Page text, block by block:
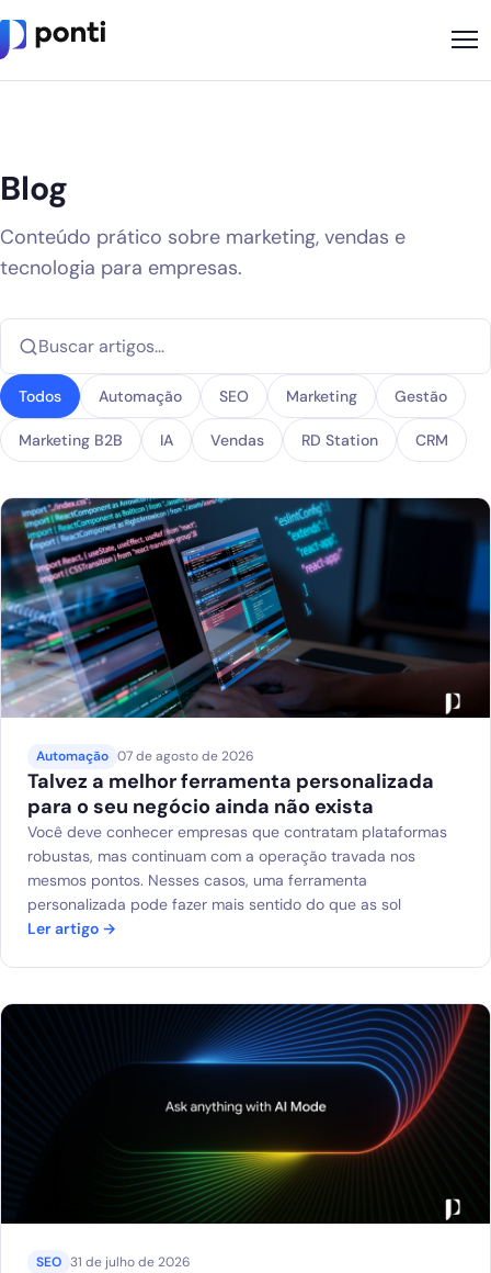
Soluções
Cases
Ponti Indica
Loja
Founder
Blog
Solicitar diagnóstico gratuito
Blog
Conteúdo prático sobre marketing, vendas e
tecnologia para empresas.
Todos Automação SEO Marketing Gestão
Marketing B2B IA Vendas RD Station CRM
Automação 07 de agosto de 2026
Talvez a melhor ferramenta personalizada
para o seu negócio ainda não exista
Você deve conhecer empresas que contratam plataformas
robustas, mas continuam com a operação travada nos
mesmos pontos. Nesses casos, uma ferramenta
personalizada pode fazer mais sentido do que as sol
Ler artigo →
SEO 31 de julho de 2026